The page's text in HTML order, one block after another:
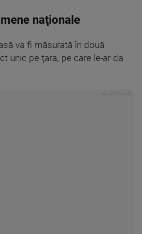
naţionale
va fi măsurată în două
unic pe ţara, pe care le-ar da